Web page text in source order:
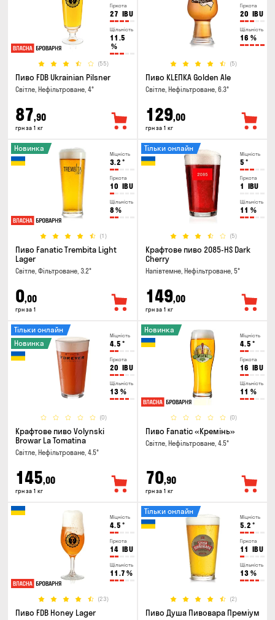
Гіркота
27 IBU
Щільність
11.5
%
(55)
Пиво FDB Ukrainian Pilsner
Світле, Нефільтроване, 4°
87,90
грн за 1 кг
Гіркота
20 IBU
Щільність
16 %
(5)
Пиво KLEПКА Golden Ale
Світле, Нефільтроване, 6.3°
129,00
грн за 1 кг
Міцність
3.2 °
Гіркота
10 IBU
Щільність
8 %
(1)
Новинка
Пиво Fanatic Trembita Light
Lager
Світле, Фільтроване, 3.2°
0,00
грн за 1
Міцність
5 °
Гіркота
1 IBU
Щільність
11 %
(5)
Тільки онлайн
Крафтове пиво 2085-HS Dark
Cherry
Напівтемне, Нефільтроване, 5°
149,00
грн за 1 кг
Міцність
4.5 °
Гіркота
20 IBU
Щільність
13 %
(0)
Тільки онлайн
Новинка
Крафтове пиво Volynski
Browar La Tomatina
Світле, Нефільтроване, 4.5°
145,00
грн за 1 кг
Міцність
4.5 °
Гіркота
16 IBU
Щільність
11 %
(0)
Новинка
Пиво Fanatic «Кремінь»
Світле, Нефільтроване, 4.5°
70,90
грн за 1 кг
Міцність
4.5 °
Гіркота
14 IBU
Щільність
11.7 %
(23)
Пиво FDB Honey Lager
Міцність
5.2 °
Гіркота
11 IBU
Щільність
13 %
(2)
Тільки онлайн
Пиво Душа Пивовара Преміум